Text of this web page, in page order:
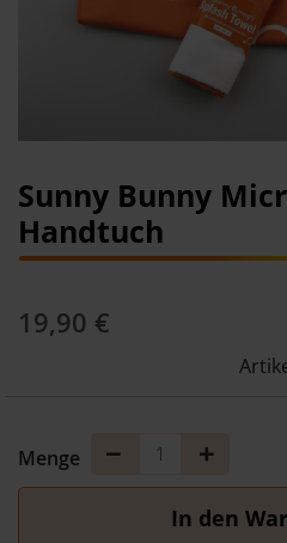
Anfang
der
Bildergalerie
Sunny Bunny
Handtuch
19,90 €
Menge
In den